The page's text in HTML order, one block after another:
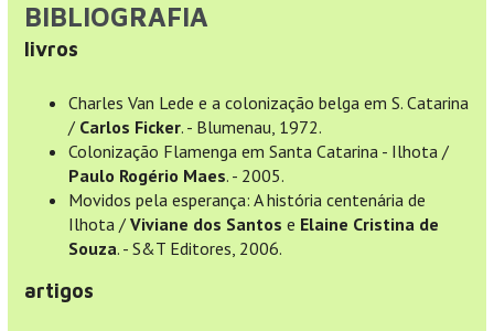
BIBLIOGRAFIA
livros
Charles Van Lede e a colonização belga em S. Catarina
/ Carlos Ficker. - Blumenau, 1972.
Colonização Flamenga em Santa Catarina - Ilhota /
Paulo Rogério Maes. - 2005.
Movidos pela esperança: A história centenária de
Ilhota / Viviane dos Santos e Elaine Cristina de
Souza. - S&T Editores, 2006.
artigos